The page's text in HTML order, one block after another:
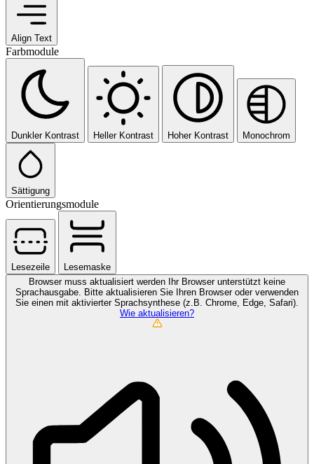
Align Text
Farbmodule
Dunkler Kontrast Heller Kontrast Hoher Kontrast Monochrom
Sättigung
Orientierungsmodule
Lesezeile
Lesemaske
Browser muss aktualisiert werden
Ihr Browser unterstützt keine
Sprachausgabe. Bitte aktualisieren Sie Ihren Browser oder verwenden
Sie einen mit aktivierter Sprachsynthese (z.B. Chrome, Edge, Safari).
Wie aktualisieren?